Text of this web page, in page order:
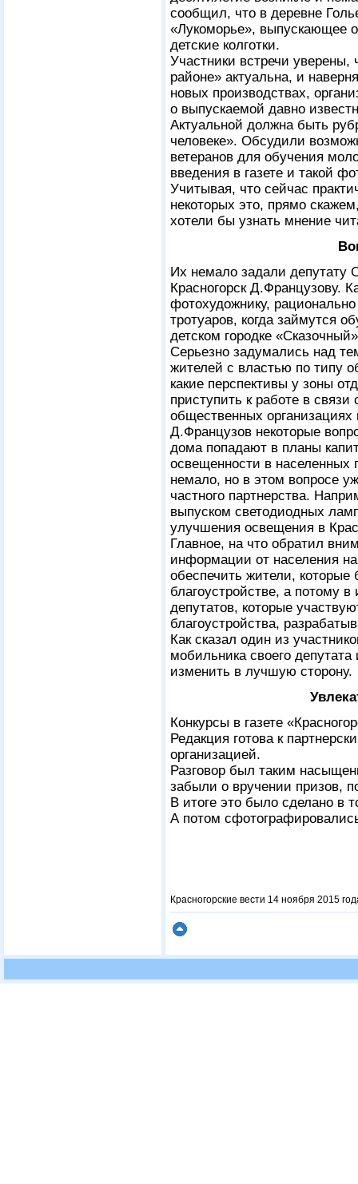
сообщил, что в деревне
«Лукоморье», выпускающее
детские колготки.
Участники встречи уверены,
районе» актуальна, и
новых производствах,
о выпускаемой давно
Актуальной должна быть
человеке». Обсудили
ветеранов для обучения
введения в газете и такой
Учитывая, что сейчас
некоторых это, прямо
хотели бы узнать мнение
Их немало задали депутату
Красногорск Д.Французову.
фотохудожнику,
тротуаров, когда займутся
детском городке
Серьезно задумались над
жителей с властью по типу
какие перспективы у зоны
приступить к работе в связи
общественных организациях
Д.Французов некоторые
дома попадают в планы
освещенности в населенных
немало, но в этом вопросе
частного партнерства.
выпуском светодиодных
улучшения освещения в
Главное, на что обратил
информации от населения
обеспечить жители,
благоустройстве, а потому
депутатов, которые
благоустройства,
Как сказал один из
мобильника своего
изменить в лучшую сторону.
Конкурсы в газете
Редакция готова к
организацией.
Разговор был таким
забыли о вручении призов,
В итоге это было сделано в
А потом
Красногорские вести 14 ноября 2015